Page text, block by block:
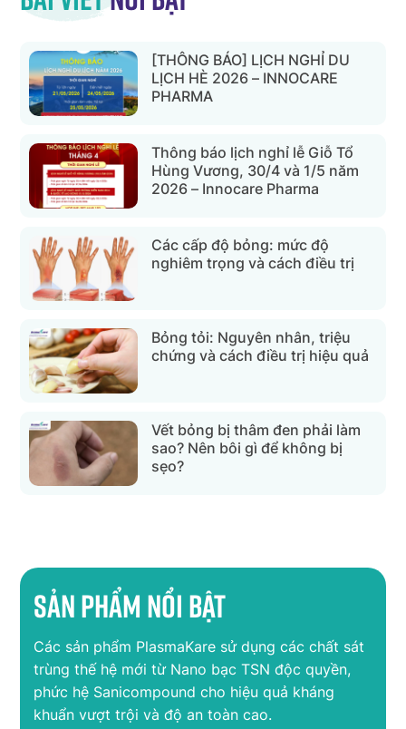
[THÔNG BÁO] LỊCH NGHỈ DU
LỊCH HÈ 2026 – INNOCARE
PHARMA
Thông báo lịch nghỉ lễ Giỗ Tổ
Hùng Vương, 30/4 và 1/5 năm
2026 – Innocare Pharma
Các cấp độ bỏng: mức độ
nghiêm trọng và cách điều trị
Bỏng tỏi: Nguyên nhân, triệu
chứng và cách điều trị hiệu quả
Vết bỏng bị thâm đen phải làm
sao? Nên bôi gì để không bị
sẹo?
Sản phẩm nổi bật
Các sản phẩm PlasmaKare sử dụng các chất sát
trùng thế hệ mới từ Nano bạc TSN độc quyền,
phức hệ Sanicompound cho hiệu quả kháng
khuẩn vượt trội và độ an toàn cao.